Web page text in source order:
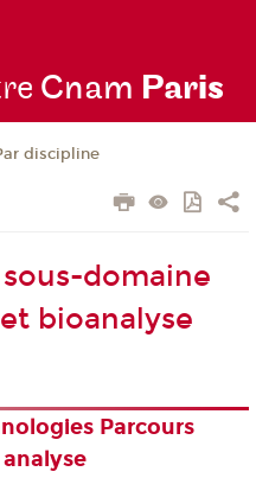
Cnam Paris
discipline
domaine
bioanalyse
Parcours